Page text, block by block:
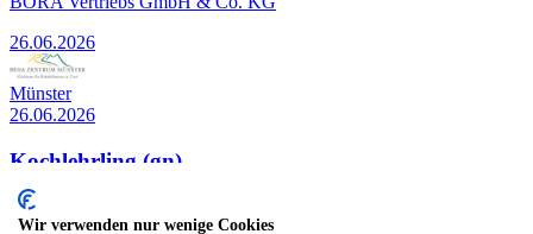
26.06.2026
Münster
26.06.2026
Kochlehrling (gn)
REHA Zentrum Münster
Wir verwenden nur wenige Cookies